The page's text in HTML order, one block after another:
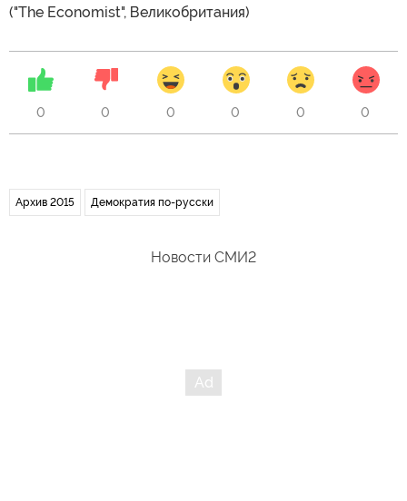
("The Economist", Великобритания)
0 0 0 0 0 0
Архив 2015 Демократия по-русски
Новости СМИ2